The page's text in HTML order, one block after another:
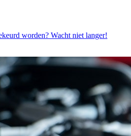
worden? Wacht niet langer!